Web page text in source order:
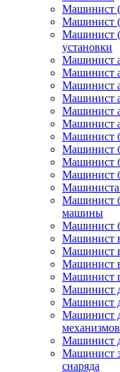
Машинист
Машинист
Машинист
установки
Машинист
Машинист
Машинист
Машинист
Машинист
Машинист
Машинист
Машинист
Машинист
Машинист
Машиниста
Машинист
машины
Машинист
Машинист
Машинист
Машинист
Машинист
Машинист
Машинист
Машинист
механизмов
Машинист
Машинист
снаряда